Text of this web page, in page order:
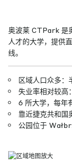
奥波莱 CTPark 是
人才的大学，提供
线。
区域人口众多
失业率相对较高
6 所大学，每
靠近捷克共和国
公园位于